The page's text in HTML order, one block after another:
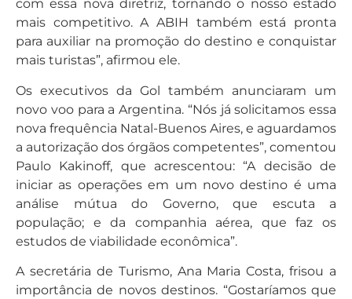
com essa nova diretriz, tornando o nosso estado
mais competitivo. A ABIH também está pronta
para auxiliar na promoção do destino e conquistar
mais turistas”, afirmou ele.
Os executivos da Gol também anunciaram um
novo voo para a Argentina. “Nós já solicitamos essa
nova frequência Natal-Buenos Aires, e aguardamos
a autorização dos órgãos competentes”, comentou
Paulo Kakinoff, que acrescentou: “A decisão de
iniciar as operações em um novo destino é uma
análise mútua do Governo, que escuta a
população; e da companhia aérea, que faz os
estudos de viabilidade econômica”.
A secretária de Turismo, Ana Maria Costa, frisou a
importância de novos destinos. “Gostaríamos que